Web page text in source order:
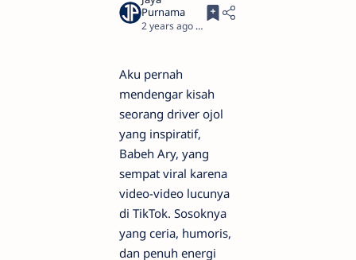
2 years ago 5
Aku pernah
mendengar kisah
seorang driver ojol
yang inspiratif,
Babeh Ary, yang
sempat viral karena
video-video lucunya
di TikTok. Sosoknya
yang ceria, humoris,
dan penuh energi